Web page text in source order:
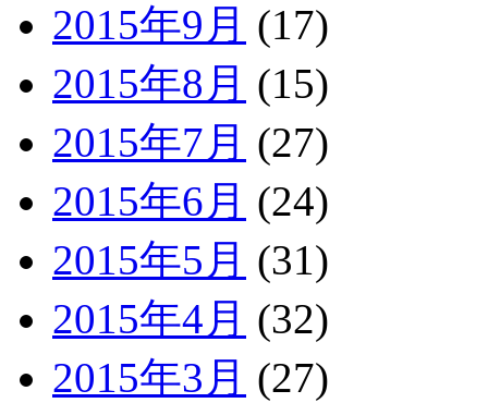
2015年9月 (17)
2015年8月 (15)
2015年7月 (27)
2015年6月 (24)
2015年5月 (31)
2015年4月 (32)
2015年3月 (27)